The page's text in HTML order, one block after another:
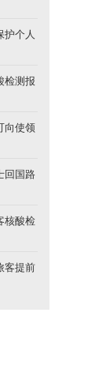
护个人
检测报
向使领
回国路
核酸检
客提前